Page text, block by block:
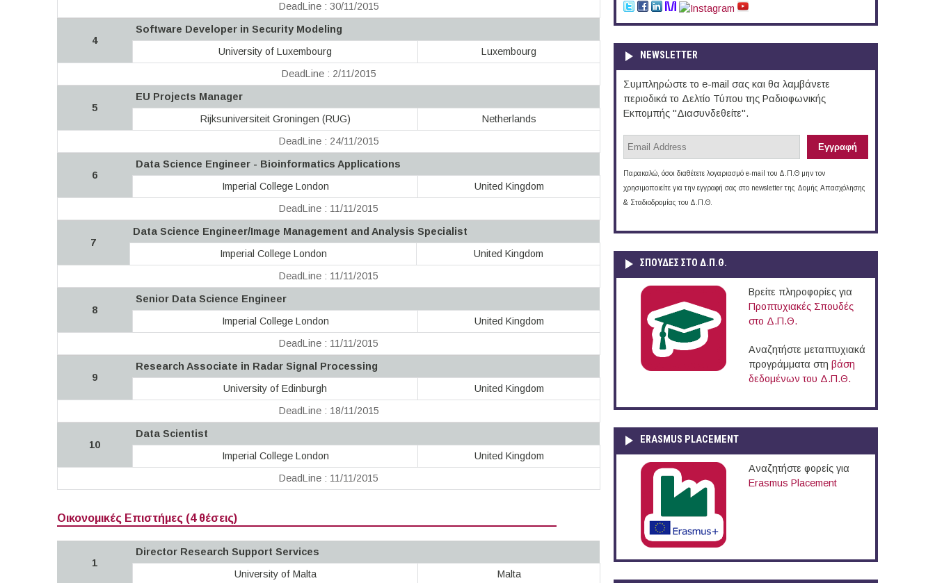
DeadLine : 30/11/2015
4
Software Developer in Security Modeling
University of Luxembourg
Luxembourg
DeadLine : 2/11/2015
5
EU Projects Manager
Rijksuniversiteit Groningen (RUG)
Netherlands
DeadLine : 24/11/2015
6
Data Science Engineer - Bioinformatics Applications
Imperial College London
United Kingdom
DeadLine : 11/11/2015
7
Data Science Engineer/Image Management and Analysis Specialist
Imperial College London
United Kingdom
DeadLine : 11/11/2015
8
Senior Data Science Engineer
Imperial College London
United Kingdom
DeadLine : 11/11/2015
9
Research Associate in Radar Signal Processing
University of Edinburgh
United Kingdom
DeadLine : 18/11/2015
10
Data Scientist
Imperial College London
United Kingdom
DeadLine : 11/11/2015
Οικονομικές Επιστήμες (4 θέσεις)
1
Director Research Support Services
University of Malta
Malta
NEWSLETTER
Συμπληρώστε το e-mail σας και θα λαμβάνετε
περιοδικά το Δελτίο Τύπου της Ραδιοφωνικής
Εκπομπής "Διασυνδεθείτε".
Παρακαλώ, όσοι διαθέτετε λογαριασμό e-mail του Δ.Π.Θ μην τον
χρησιμοποιείτε για την εγγραφή σας στο newsletter της Δομής Απασχόλησης
& Σταδιοδρομίας του Δ.Π.Θ.
ΣΠΟΥΔΈΣ ΣΤΟ Δ.Π.Θ.
Βρείτε πληροφορίες για
Προπτυχιακές Σπουδές
στο Δ.Π.Θ.
Αναζητήστε μεταπτυχιακά
προγράμματα στη βάση
δεδομένων του Δ.Π.Θ.
ERASMUS PLACEMENT
Αναζητήστε φορείς για
Erasmus Placement